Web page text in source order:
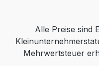
Alle Preise sind
Mehrwertsteuer